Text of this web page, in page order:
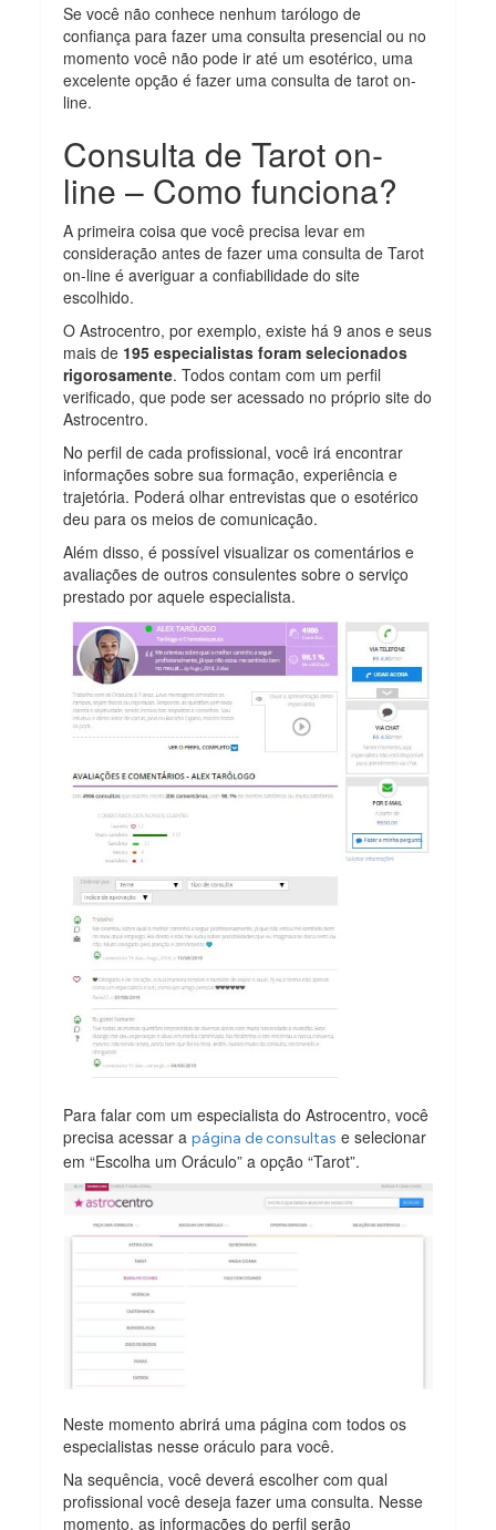
Se você não conhece nenhum tarólogo de
confiança para fazer uma consulta presencial ou no
momento você não pode ir até um esotérico, uma
excelente opção é fazer uma consulta de tarot on-
line.
Consulta de Tarot on-
line – Como funciona?
A primeira coisa que você precisa levar em
consideração antes de fazer uma consulta de Tarot
on-line é averiguar a confiabilidade do site
escolhido.
O Astrocentro, por exemplo, existe há 9 anos e seus
mais de 195 especialistas foram selecionados
rigorosamente. Todos contam com um perfil
verificado, que pode ser acessado no próprio site do
Astrocentro.
No perfil de cada profissional, você irá encontrar
informações sobre sua formação, experiência e
trajetória. Poderá olhar entrevistas que o esotérico
deu para os meios de comunicação.
Além disso, é possível visualizar os comentários e
avaliações de outros consulentes sobre o serviço
prestado por aquele especialista.
Para falar com um especialista do Astrocentro, você
precisa acessar apágina de consultas e selecionar
em “Escolha um Oráculo” a opção “Tarot”.
Neste momento abrirá uma página com todos os
especialistas nesse oráculo para você.
Na sequência, você deverá escolher com qual
profissional você deseja fazer uma consulta. Nesse
momento, as informações do perfil serão